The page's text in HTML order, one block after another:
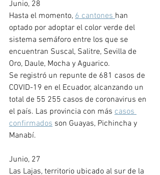
Junio, 28
Hasta el momento, 6 cantones han
optado por adoptar el color verde del
sistema semáforo entre los que se
encuentran Suscal, Salitre, Sevilla de
Oro, Daule, Mocha y Aguarico.
Se registró un repunte de 681 casos de
COVID-19 en el Ecuador, alcanzando un
total de 55 255 casos de coronavirus en
el país. Las provincia con más casos
confirmados son Guayas, Pichincha y
Manabí.
Junio, 27
Las Lajas, territorio ubicado al sur de la